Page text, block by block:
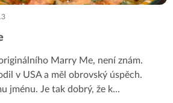
Marry Me, není znám.
v USA a měl obrovský úspěch.
jménu. Je tak dobrý, že k...